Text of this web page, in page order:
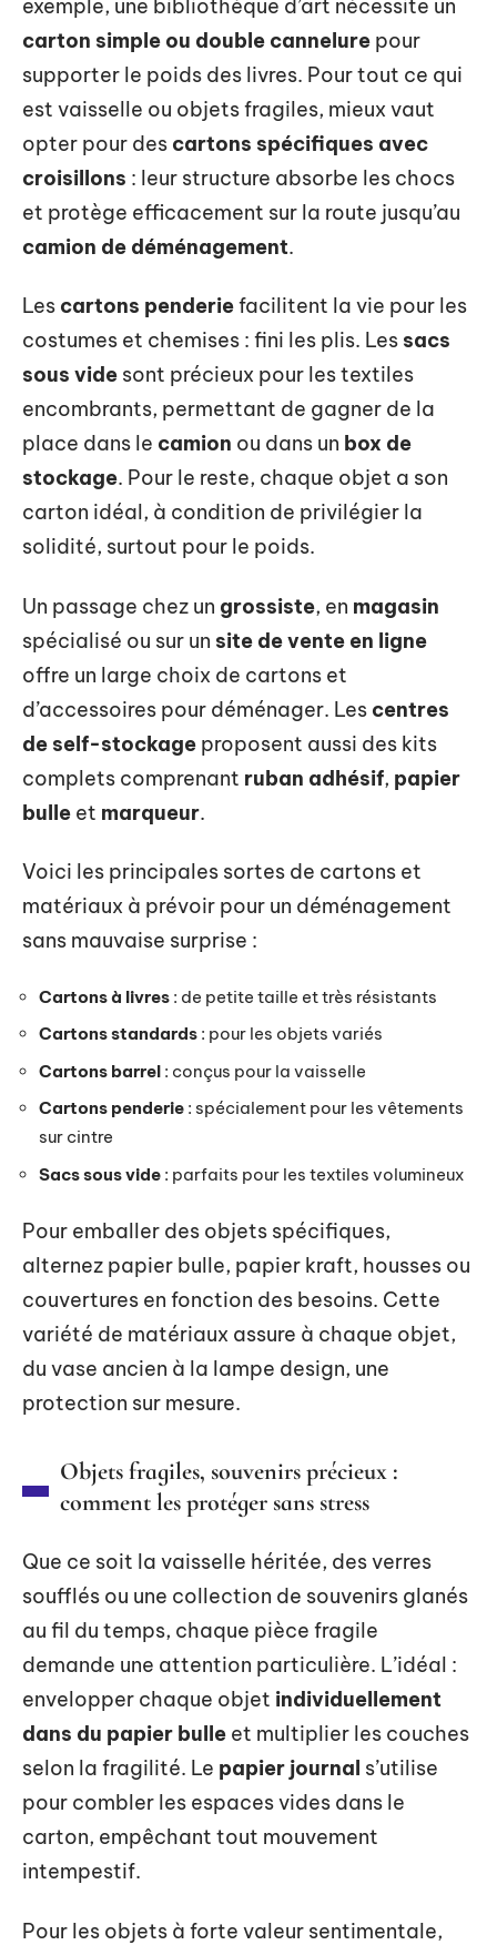
exemple, une bibliothèque d’art nécessite un
carton simple ou double cannelure pour
supporter le poids des livres. Pour tout ce qui
est vaisselle ou objets fragiles, mieux vaut
opter pour des cartons spécifiques avec
croisillons : leur structure absorbe les chocs
et protège efficacement sur la route jusqu’au
camion de déménagement.
Les cartons penderiefacilitent la vie pour les
costumes et chemises : fini les plis. Les sacs
sous vide sont précieux pour les textiles
encombrants, permettant de gagner de la
place dans le camion ou dans un box de
stockage. Pour le reste, chaque objet a son
carton idéal, à condition de privilégier la
solidité, surtout pour le poids.
Un passage chez un grossiste, en magasin
spécialisé ou sur un site de vente en ligne
offre un large choix de cartons et
d’accessoires pour déménager. Les centres
de self-stockage proposent aussi des kits
complets comprenant ruban adhésif, papier
bulle et marqueur.
Voici les principales sortes de cartons et
matériaux à prévoir pour un déménagement
sans mauvaise surprise :
Cartons à livres : de petite taille et très résistants
Cartons standards : pour les objets variés
Cartons barrel : conçus pour la vaisselle
Cartons penderie : spécialement pour les vêtements
sur cintre
Sacs sous vide : parfaits pour les textiles volumineux
Pour emballer des objets spécifiques,
alternez papier bulle, papier kraft, housses ou
couvertures en fonction des besoins. Cette
variété de matériaux assure à chaque objet,
du vase ancien à la lampe design, une
protection sur mesure.
Objets fragiles, souvenirs précieux :
comment les protéger sans stress
Que ce soit la vaisselle héritée, des verres
soufflés ou une collection de souvenirs glanés
au fil du temps, chaque pièce fragile
demande une attention particulière. L’idéal :
envelopper chaque objet individuellement
dans du papier bulle et multiplier les couches
selon la fragilité. Le papier journal s’utilise
pour combler les espaces vides dans le
carton, empêchant tout mouvement
intempestif.
Pour les objets à forte valeur sentimentale,